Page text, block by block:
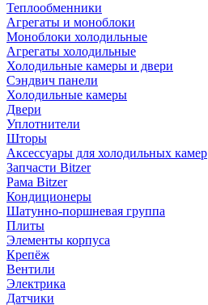
Теплообменники
Агрегаты и моноблоки
Моноблоки холодильные
Агрегаты холодильные
Холодильные камеры и двери
Сэндвич панели
Холодильные камеры
Двери
Уплотнители
Шторы
Аксессуары для холодильных камер
Запчасти Bitzer
Рама Bitzer
Кондиционеры
Шатунно-поршневая группа
Плиты
Элементы корпуса
Крепёж
Вентили
Электрика
Датчики